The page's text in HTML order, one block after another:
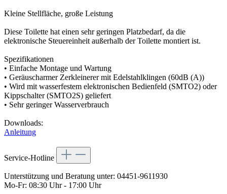
Kleine Stellfläche, große Leistung
Diese Toilette hat einen sehr geringen Platzbedarf, da die
elektronische Steuereinheit außerhalb der Toilette montiert ist.
Spezifikationen
• Einfache Montage und Wartung
• Geräuscharmer Zerkleinerer mit Edelstahlklingen (60dB (A))
• Wird mit wasserfestem elektronischen Bedienfeld (SMTO2) oder
Kippschalter (SMTO2S) geliefert
• Sehr geringer Wasserverbrauch
Downloads:
Anleitung
Service-Hotline
Unterstützung und Beratung unter: 04451-9611930
Mo-Fr: 08:30 Uhr - 17:00 Uhr